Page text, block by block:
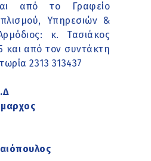
από το Γραφείο
Υπηρεσιών &
κ. Τασιάκος
και από τον συντάκτη
2313 313437